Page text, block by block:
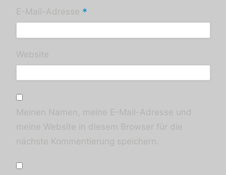
E-Mail-Adresse *
Website
Meinen Namen, meine E-Mail-Adresse und
meine Website in diesem Browser für die
nächste Kommentierung speichern.